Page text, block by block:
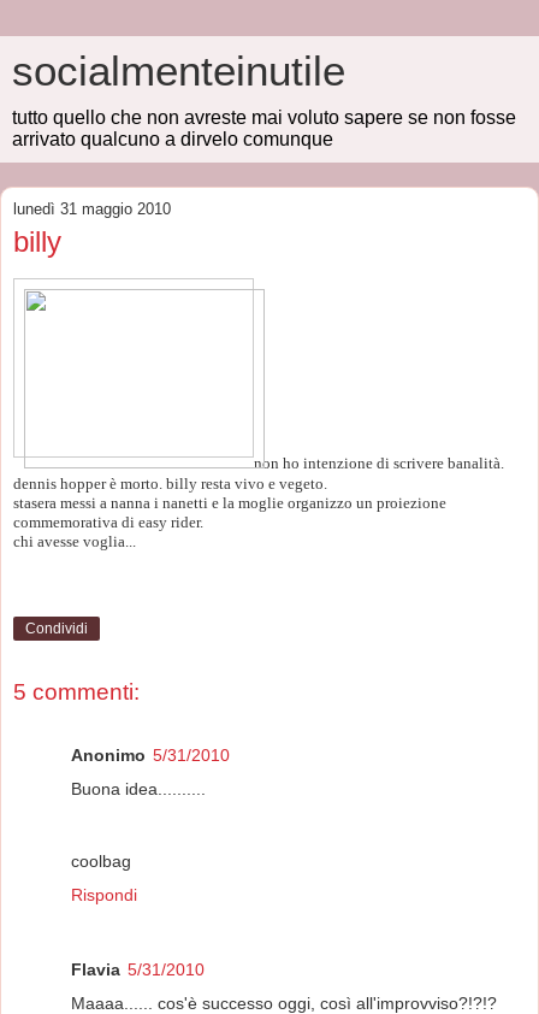
socialmenteinutile
tutto quello che non avreste mai voluto sapere se non fosse
arrivato qualcuno a dirvelo comunque
lunedì 31 maggio 2010
billy
non ho intenzione di scrivere banalità.
dennis hopper è morto. billy resta vivo e vegeto.
stasera messi a nanna i nanetti e la moglie organizzo un proiezione
commemorativa di easy rider.
chi avesse voglia...
Condividi
5 commenti:
Anonimo 5/31/2010
Buona idea..........
coolbag
Rispondi
Flavia 5/31/2010
Maaaa...... cos'è successo oggi, così all'improvviso?!?!?